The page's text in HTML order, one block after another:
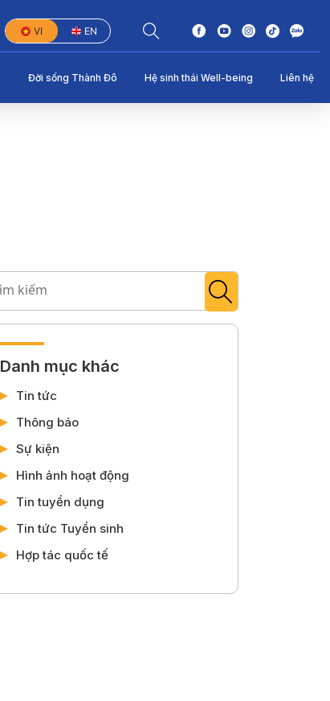
VI EN
Đời sống Thành Đô Hệ sinh thái Well-being Liên hệ
Danh mục khác
Tin tức
Thông báo
Sự kiện
Hình ảnh hoạt động
Tin tuyển dụng
Tin tức Tuyển sinh
Hợp tác quốc tế